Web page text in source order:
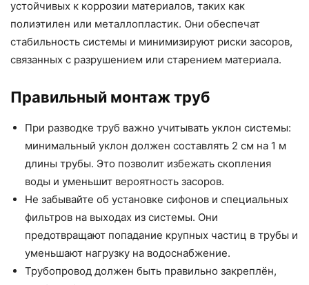
устойчивых к коррозии материалов, таких как
полиэтилен или металлопластик. Они обеспечат
стабильность системы и минимизируют риски засоров,
связанных с разрушением или старением материала.
Правильный монтаж труб
При разводке труб важно учитывать уклон системы:
минимальный уклон должен составлять 2 см на 1 м
длины трубы. Это позволит избежать скопления
воды и уменьшит вероятность засоров.
Не забывайте об установке сифонов и специальных
фильтров на выходах из системы. Они
предотвращают попадание крупных частиц в трубы и
уменьшают нагрузку на водоснабжение.
Трубопровод должен быть правильно закреплён,